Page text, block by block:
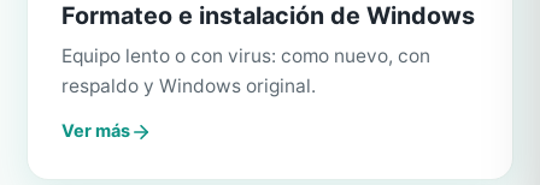
Formateo e instalación de Windows
Equipo lento o con virus: como nuevo, con
respaldo y Windows original.
Ver más